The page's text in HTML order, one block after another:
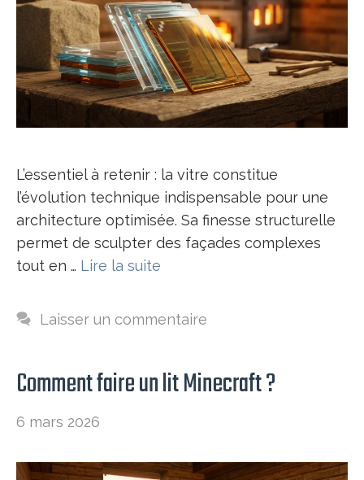
L’essentiel à retenir : la vitre constitue
l’évolution technique indispensable pour une
architecture optimisée. Sa finesse structurelle
permet de sculpter des façades complexes
tout en … Lire la suite
Laisser un commentaire
Comment faire un lit Minecraft ?
6 mars 2026